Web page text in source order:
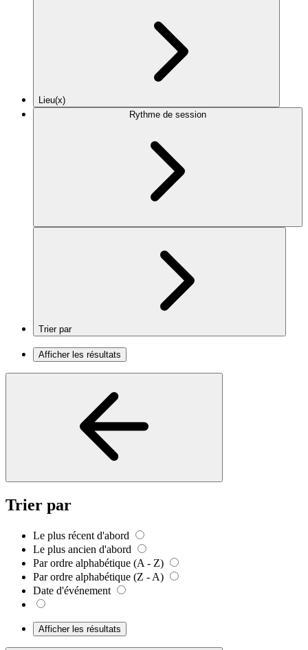
Lieu(x)
Rythme de session
Trier par
Afficher les résultats
Trier par
Le plus récent d'abord
Le plus ancien d'abord
Par ordre alphabétique (A - Z)
Par ordre alphabétique (Z - A)
Date d'événement
Afficher les résultats